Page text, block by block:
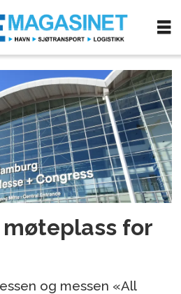
for
og messen «All